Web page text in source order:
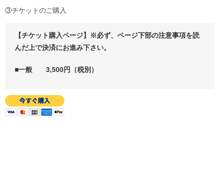
③チケットのご購入
【チケット購入ページ】※必ず、ページ下部の注意事項を読
んだ上で決済にお進み下さい。
■一般 3,500円（税別）